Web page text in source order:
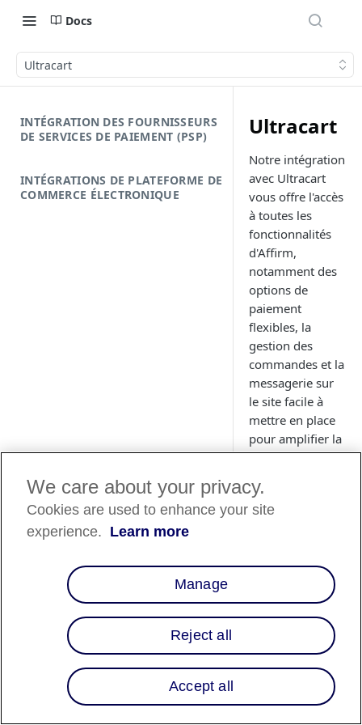
Docs
Ultracart
INTÉGRATION DES FOURNISSEURS
DE SERVICES DE PAIEMENT (PSP)
INTÉGRATIONS DE PLATEFORME DE
COMMERCE ÉLECTRONIQUE
Ultracart
Notre intégration
avec Ultracart
vous offre l'accès
à toutes les
fonctionnalités
d'Affirm,
notamment des
options de
paiement
flexibles, la
gestion des
commandes et la
messagerie sur
le site facile à
mettre en place
pour amplifier la
sensibilisation et
des pays
Liste des pays
We care about your privacy.
Cookies are used to enhance your site
experience. Learn more
Manage
Reject all
Accept all